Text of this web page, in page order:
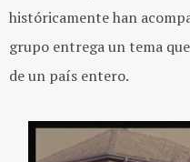
históricamente han
grupo entrega un tema
de un país entero.